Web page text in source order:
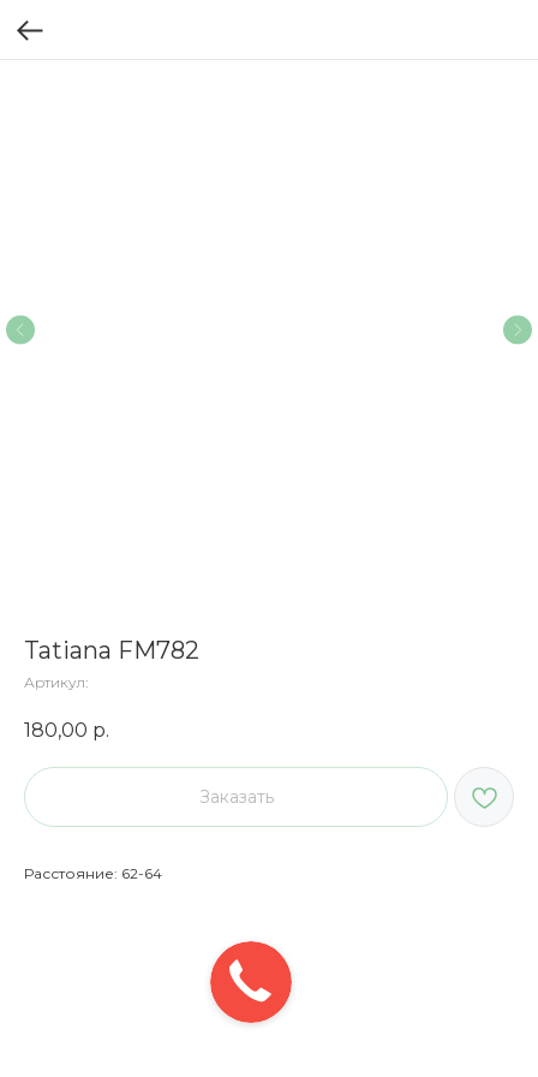
Tatiana FM782
Артикул:
180,00 р.
Заказать
Расстояние: 62-64